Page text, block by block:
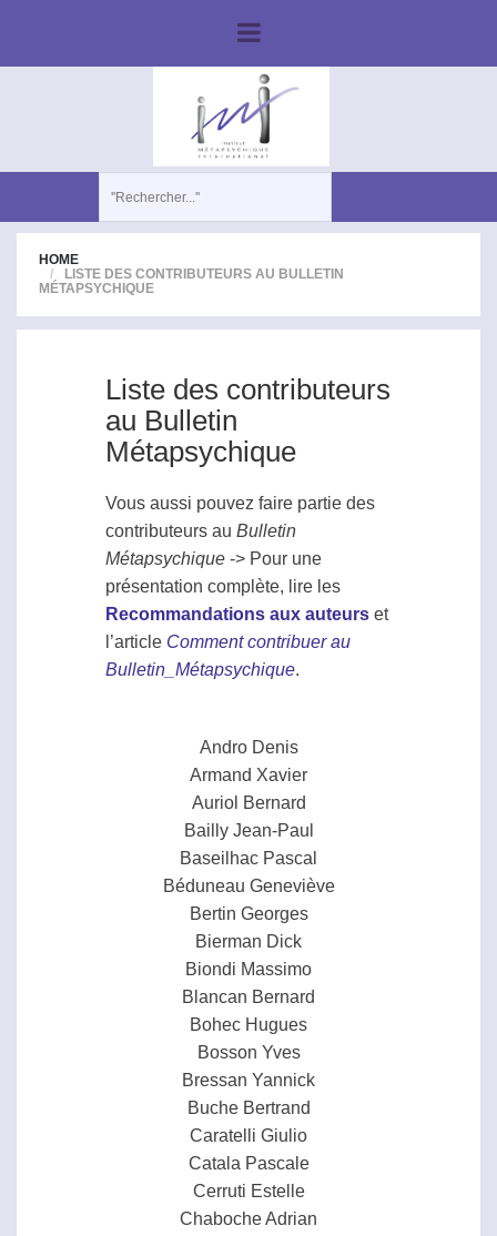
HOME
LISTE DES CONTRIBUTEURS AU BULLETIN
MÉTAPSYCHIQUE
Liste des contributeurs
au Bulletin
Métapsychique
Vous aussi pouvez faire partie des
contributeurs au Bulletin
Métapsychique -> Pour une
présentation complète, lire les
Recommandations aux auteurs et
l’article Comment contribuer au
Bulletin_Métapsychique.
Andro Denis
Armand Xavier
Auriol Bernard
Bailly Jean-Paul
Baseilhac Pascal
Béduneau Geneviève
Bertin Georges
Bierman Dick
Biondi Massimo
Blancan Bernard
Bohec Hugues
Bosson Yves
Bressan Yannick
Buche Bertrand
Caratelli Giulio
Catala Pascale
Cerruti Estelle
Chaboche Adrian